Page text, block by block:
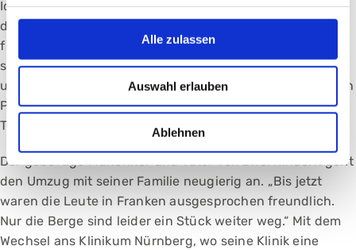
Alle zulassen
Auswahl erlauben
Ablehnen
Ich mag es, um eine vermeintliche Mauer herum zu
denken, um eine optimale Lösung für den Patienten zu
finden.“ Der persönliche Austausch mit den Betroffenen
sei ihm wichtig. „Medizin ist so abstrakt und speziell in
unserem Fach – daher werde ich nicht müde, mit unseren
Patienten eine enge Kommunikation zu pflegen und die
Therapie entsprechend zu begleiten.“
Der gebürtige Münchner und Vater von zwei Kindern geht
den Umzug mit seiner Familie neugierig an. „Bis jetzt
waren die Leute in Franken ausgesprochen freundlich.
Nur die Berge sind leider ein Stück weiter weg.“ Mit dem
Wechsel ans Klinikum Nürnberg, wo seine Klinik eine